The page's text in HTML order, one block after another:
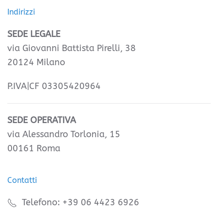
Indirizzi
SEDE LEGALE
via Giovanni Battista Pirelli, 38
20124 Milano
P.IVA|CF 03305420964
SEDE OPERATIVA
via Alessandro Torlonia, 15
00161 Roma
Contatti
Telefono: +39 06 4423 6926